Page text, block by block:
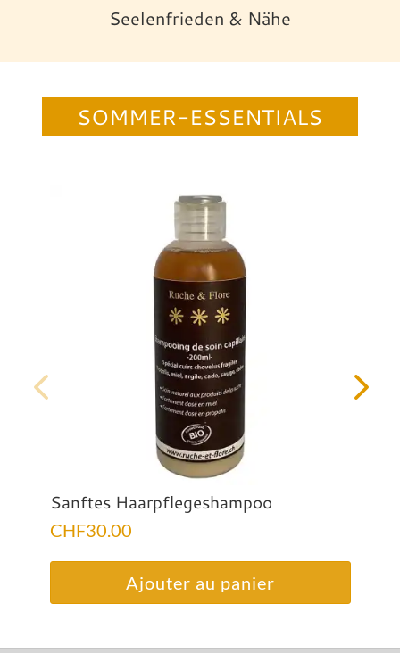
Seelenfrieden & Nähe
SOMMER-ESSENTIALS
Sanftes Haarpflegeshampoo
CHF30.00
Ajouter au panier